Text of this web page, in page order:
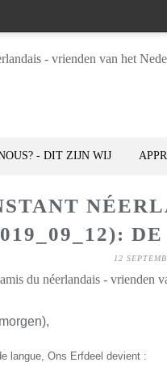
- DIT ZIJN WIJ
12
du néerlandais - vrienden
langue, Ons Erfdeel devient :